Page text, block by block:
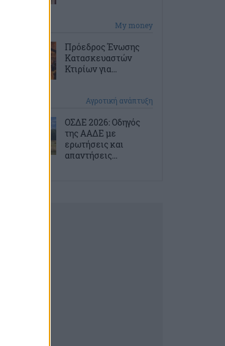
My money
Πρόεδρος Ένωσης
Κατασκευαστών
Κτιρίων για...
Αγροτική ανάπτυξη
ΟΣΔΕ 2026: Οδηγός
της ΑΑΔΕ με
ερωτήσεις και
απαντήσεις...